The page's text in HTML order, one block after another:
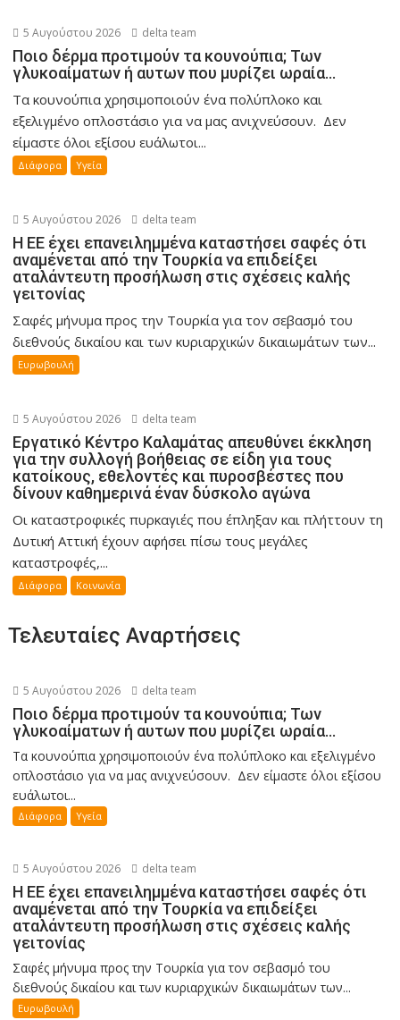
5 Αυγούστου 2026 delta team
Ποιο δέρμα προτιμούν τα κουνούπια; Των
γλυκοαίματων ή αυτων που μυρίζει ωραία…
Τα κουνούπια χρησιμοποιούν ένα πολύπλοκο και
εξελιγμένο οπλοστάσιο για να μας ανιχνεύσουν. Δεν
είμαστε όλοι εξίσου ευάλωτοι...
Διάφορα Υγεία
5 Αυγούστου 2026 delta team
Η ΕΕ έχει επανειλημμένα καταστήσει σαφές ότι
αναμένεται από την Τουρκία να επιδείξει
αταλάντευτη προσήλωση στις σχέσεις καλής
γειτονίας
Σαφές μήνυμα προς την Τουρκία για τον σεβασμό του
διεθνούς δικαίου και των κυριαρχικών δικαιωμάτων των...
Ευρωβουλή
5 Αυγούστου 2026 delta team
Εργατικό Κέντρο Καλαμάτας απευθύνει έκκληση
για την συλλογή βοήθειας σε είδη για τους
κατοίκους, εθελοντές και πυροσβέστες που
δίνουν καθημερινά έναν δύσκολο αγώνα
Οι καταστροφικές πυρκαγιές που έπληξαν και πλήττουν τη
Δυτική Αττική έχουν αφήσει πίσω τους μεγάλες
καταστροφές,...
Διάφορα Κοινωνία
Τελευταίες Αναρτήσεις
5 Αυγούστου 2026 delta team
Ποιο δέρμα προτιμούν τα κουνούπια; Των
γλυκοαίματων ή αυτων που μυρίζει ωραία…
Τα κουνούπια χρησιμοποιούν ένα πολύπλοκο και εξελιγμένο
οπλοστάσιο για να μας ανιχνεύσουν. Δεν είμαστε όλοι εξίσου
ευάλωτοι...
Διάφορα Υγεία
5 Αυγούστου 2026 delta team
Η ΕΕ έχει επανειλημμένα καταστήσει σαφές ότι
αναμένεται από την Τουρκία να επιδείξει
αταλάντευτη προσήλωση στις σχέσεις καλής
γειτονίας
Σαφές μήνυμα προς την Τουρκία για τον σεβασμό του
διεθνούς δικαίου και των κυριαρχικών δικαιωμάτων των...
Ευρωβουλή